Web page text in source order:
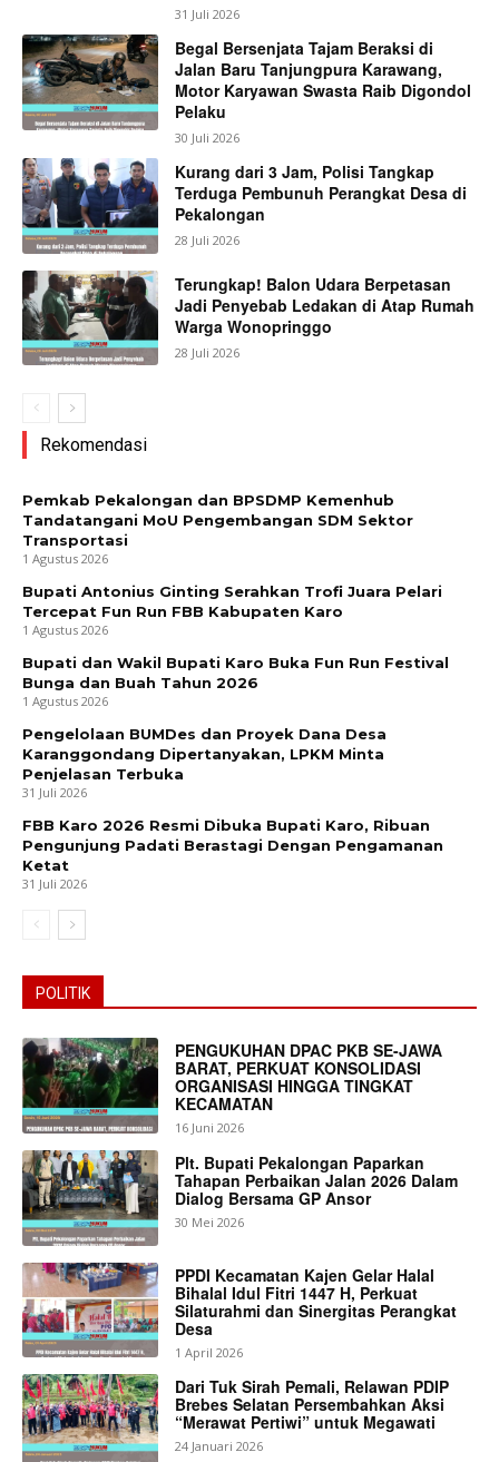
News Week
Magazine PRO
31 Juli 2026
Begal Bersenjata Tajam Beraksi di
Jalan Baru Tanjungpura Karawang,
Motor Karyawan Swasta Raib Digondol
Pelaku
30 Juli 2026
Kurang dari 3 Jam, Polisi Tangkap
Terduga Pembunuh Perangkat Desa di
Pekalongan
28 Juli 2026
Terungkap! Balon Udara Berpetasan
Jadi Penyebab Ledakan di Atap Rumah
Warga Wonopringgo
28 Juli 2026
Rekomendasi
Pemkab Pekalongan dan BPSDMP Kemenhub
Tandatangani MoU Pengembangan SDM Sektor
Transportasi
1 Agustus 2026
Bupati Antonius Ginting Serahkan Trofi Juara Pelari
Tercepat Fun Run FBB Kabupaten Karo
1 Agustus 2026
Bupati dan Wakil Bupati Karo Buka Fun Run Festival
Bunga dan Buah Tahun 2026
1 Agustus 2026
Pengelolaan BUMDes dan Proyek Dana Desa
Karanggondang Dipertanyakan, LPKM Minta
Penjelasan Terbuka
31 Juli 2026
FBB Karo 2026 Resmi Dibuka Bupati Karo, Ribuan
Pengunjung Padati Berastagi Dengan Pengamanan
Ketat
31 Juli 2026
POLITIK
PENGUKUHAN DPAC PKB SE-JAWA
BARAT, PERKUAT KONSOLIDASI
ORGANISASI HINGGA TINGKAT
KECAMATAN
16 Juni 2026
Plt. Bupati Pekalongan Paparkan
Tahapan Perbaikan Jalan 2026 Dalam
Dialog Bersama GP Ansor
30 Mei 2026
PPDI Kecamatan Kajen Gelar Halal
Bihalal Idul Fitri 1447 H, Perkuat
Silaturahmi dan Sinergitas Perangkat
Desa
1 April 2026
Dari Tuk Sirah Pemali, Relawan PDIP
Brebes Selatan Persembahkan Aksi
“Merawat Pertiwi” untuk Megawati
24 Januari 2026